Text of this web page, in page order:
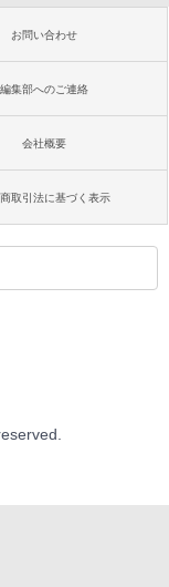
お問い合わせ
編集部へのご連絡
会社概要
取引法に基づく表示